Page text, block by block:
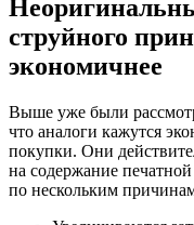
струйного
экономичнее
Выше уже были
что аналоги кажутся
покупки. Они
на содержание
по нескольким